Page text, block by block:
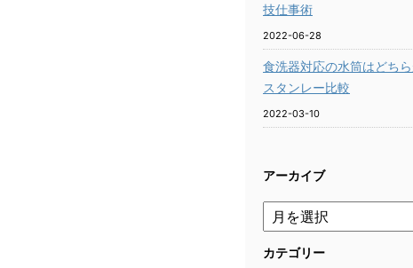
技仕事術
2022-06-28
食洗器対応の水筒はどち
スタンレー比較
2022-03-10
アーカイブ
カテゴリー